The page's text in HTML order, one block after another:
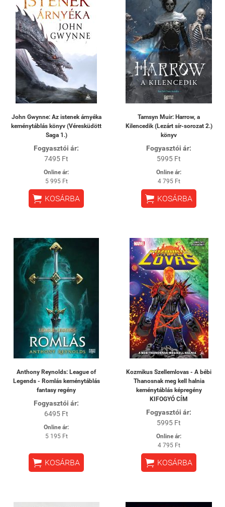
John Gwynne: Az istenek árnyéka
keménytáblás könyv (Véresküdött
Saga 1.)
Fogyasztói ár:
7495 Ft
Online ár:
5 995 Ft
 KOSÁRBA
Tamsyn Muir: Harrow, a
Kilencedik (Lezárt sír-sorozat 2.)
könyv
Fogyasztói ár:
5995 Ft
Online ár:
4 795 Ft
 KOSÁRBA
Anthony Reynolds: League of
Legends - Romlás keménytáblás
fantasy regény
Fogyasztói ár:
6495 Ft
Online ár:
5 195 Ft
 KOSÁRBA
Kozmikus Szellemlovas - A bébi
Thanosnak meg kell halnia
keménytáblás képregény
KIFOGYÓ CÍM
Fogyasztói ár:
5995 Ft
Online ár:
4 795 Ft
 KOSÁRBA